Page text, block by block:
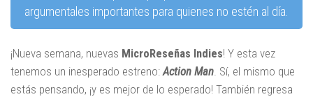
argumentales importantes para quienes no estén al día.
¡Nueva semana, nuevas MicroReseñas Indies! Y esta vez
tenemos un inesperado estreno: Action Man . Sí, el mismo que
estás pensando, ¡y es mejor de lo esperado! También regresa